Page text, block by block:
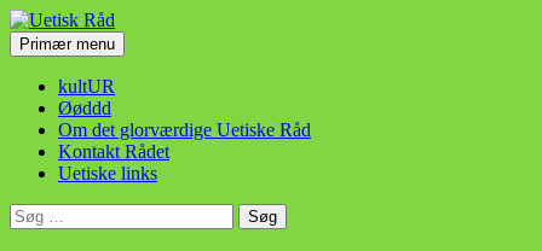
Hop
til
indhold
Uetisk Råd
SøgPrimær menu
kultUR
Øøddd
Om det glorværdige Uetiske Råd
Kontakt Rådet
Uetiske links
Søg
efter: